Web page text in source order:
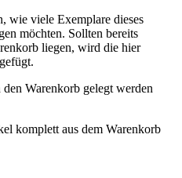
wie viele Exemplare dieses
möchten. Sollten bereits
liegen, wird die hier
Warenkorb gelegt werden
komplett aus dem Warenkorb